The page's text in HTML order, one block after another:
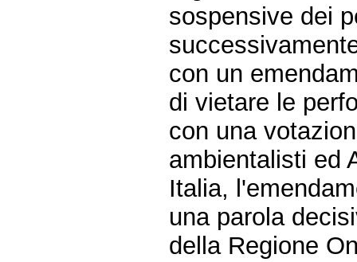
sospensive dei
con un
di vietare le
con una
ambientalisti ed
Italia,
una parola
della Regione